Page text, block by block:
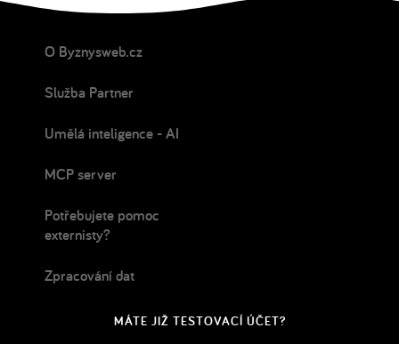
O Byznysweb.cz
Služba Partner
Umělá inteligence - AI
MCP server
Potřebujete pomoc
externisty?
Zpracování dat
MÁTE JIŽ TESTOVACÍ ÚČET?